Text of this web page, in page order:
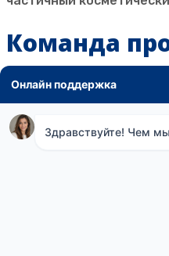
Команда
Компания "Демолд"
Наши менеджеры и
плесени помогут вам